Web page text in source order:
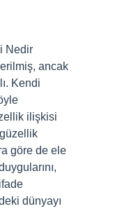
Nedir
ancak
Kendi
ilişkisi
göre de ele
dünyayı